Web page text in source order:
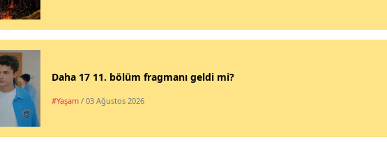
Ordu
Sakarya
Daha 17 11. bölüm fragmanı geldi mi?
#Yaşam / 03 Ağustos 2026